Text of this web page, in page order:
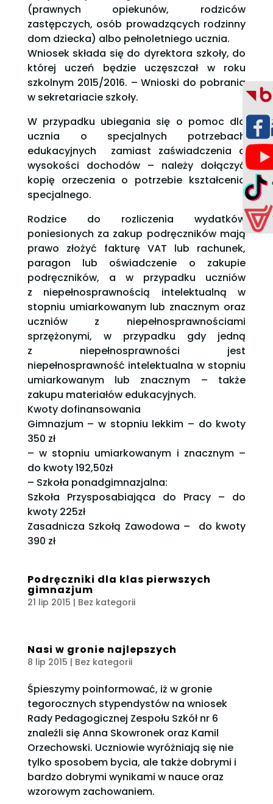
(prawnych opiekunów, rodziców
zastępczych, osób prowadzących rodzinny
dom dziecka) albo pełnoletniego ucznia.
Wniosek składa się do dyrektora szkoły, do
której uczeń będzie uczęszczał w roku
szkolnym 2015/2016. – Wnioski do pobrania
w sekretariacie szkoły.
W przypadku ubiegania się o pomoc dla
ucznia o specjalnych potrzebach
edukacyjnych zamiast zaświadczenia o
wysokości dochodów – należy dołączyć
kopię orzeczenia o potrzebie kształcenia
specjalnego.
Rodzice do rozliczenia wydatków
poniesionych za zakup podręczników mają
prawo złożyć fakturę VAT lub rachunek,
paragon lub oświadczenie o zakupie
podręczników, a w przypadku uczniów
z niepełnosprawnością intelektualną w
stopniu umiarkowanym lub znacznym oraz
uczniów z niepełnosprawnościami
sprzężonymi, w przypadku gdy jedną
z niepełnosprawności jest
niepełnosprawność intelektualna w stopniu
umiarkowanym lub znacznym – także
zakupu materiałów edukacyjnych.
Kwoty dofinansowania
Gimnazjum – w stopniu lekkim – do kwoty
350 zł
– w stopniu umiarkowanym i znacznym –
do kwoty 192,50zł
– Szkoła ponadgimnazjalna:
Szkoła Przysposabiająca do Pracy – do
kwoty 225zł
Zasadnicza Szkołą Zawodowa – do kwoty
390 zł
Podręczniki dla klas pierwszych
gimnazjum
21 lip 2015 | Bez kategorii
Nasi w gronie najlepszych
8 lip 2015 | Bez kategorii
Śpieszymy poinformować, iż w gronie
tegorocznych stypendystów na wniosek
Rady Pedagogicznej Zespołu Szkół nr 6
znaleźli się Anna Skowronek oraz Kamil
Orzechowski. Uczniowie wyróżniają się nie
tylko sposobem bycia, ale także dobrymi i
bardzo dobrymi wynikami w nauce oraz
wzorowym zachowaniem.